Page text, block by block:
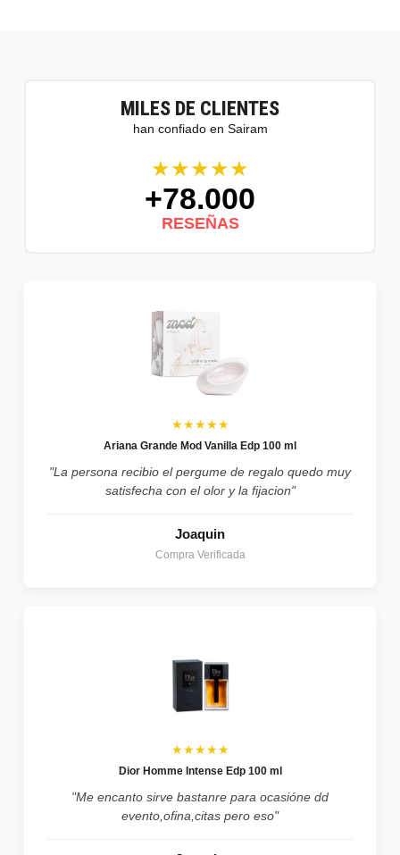
MILES DE CLIENTES
han confiado en Sairam
★★★★★
+78.000
RESEÑAS
★★★★★
Ariana Grande Mod Vanilla Edp 100 ml
"La persona recibio el pergume de regalo quedo muy
satisfecha con el olor y la fijacion"
Joaquin
Compra Verificada
★★★★★
Dior Homme Intense Edp 100 ml
"Me encanto sirve bastanre para ocasióne dd
evento,ofina,citas pero eso"